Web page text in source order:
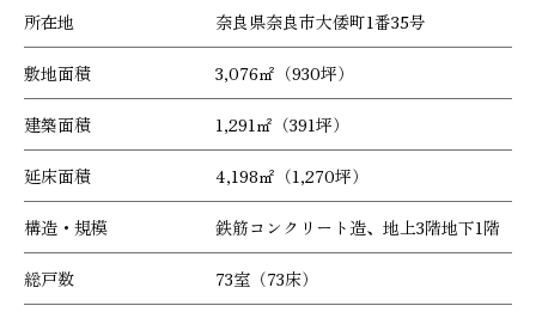
所在地 奈良県奈良市大倭町1番35号
敷地面積 3,076㎡（930坪）
建築面積 1,291㎡（391坪）
延床面積 4,198㎡（1,270坪）
構造・規模 鉄筋コンクリート造、地上3階地下1階
総戸数 73室（73床）